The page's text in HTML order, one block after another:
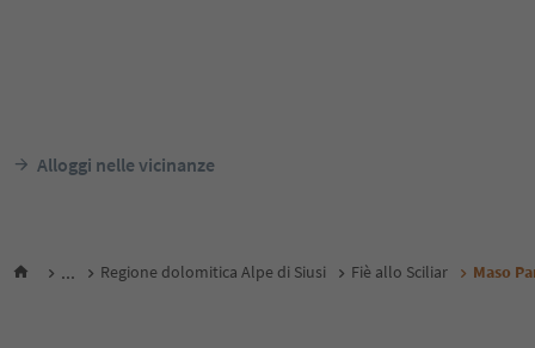
Alloggi nelle vicinanze
... Regione dolomitica Alpe di Siusi Fiè allo Sciliar Maso